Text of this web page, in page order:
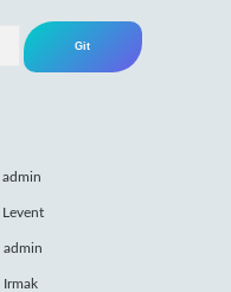
admin
Levent
admin
Irmak